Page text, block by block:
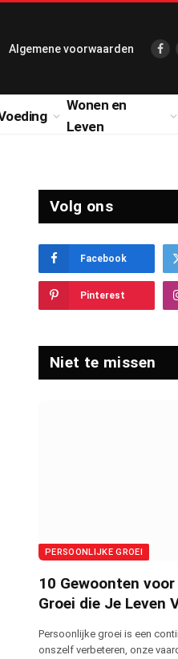
Algemene voorwaarden
Wonen en
Leven
Volg ons
Facebook
Pinterest
Niet te missen
PERSOONLIJKE GROEI
10 Gewoonten
Groei die Je Leven
Persoonlijke groei is een
onszelf verbeteren, onze